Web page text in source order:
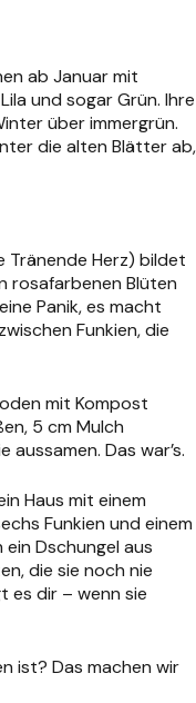
ab Januar mit
und sogar Grün. Ihre
über immergrün.
die alten Blätter ab,
Herz) bildet
rosafarbenen Blüten
Panik, es macht
Funkien, die
mit Kompost
5 cm Mulch
Das war’s.
Haus mit einem
Funkien und einem
Dschungel aus
die sie noch nie
es dir – wenn sie
ist? Das machen wir